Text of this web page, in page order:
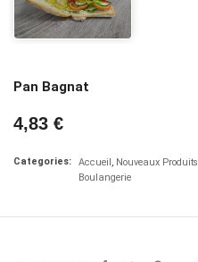
Pan Bagnat
4,83 €
Categories: Accueil Nouveaux Produits
Boulangerie